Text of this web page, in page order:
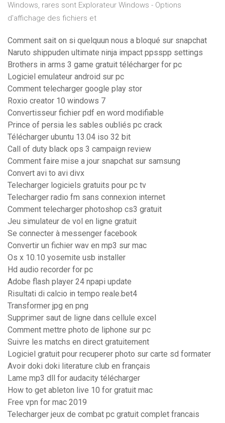
Windows, rares sont Explorateur Windows - Options
d'affichage des fichiers et
Comment sait on si quelquun nous a bloqué sur snapchat
Naruto shippuden ultimate ninja impact ppsspp settings
Brothers in arms 3 game gratuit télécharger for pc
Logiciel emulateur android sur pc
Comment telecharger google play stor
Roxio creator 10 windows 7
Convertisseur fichier pdf en word modifiable
Prince of persia les sables oubliés pc crack
Télécharger ubuntu 13.04 iso 32 bit
Call of duty black ops 3 campaign review
Comment faire mise a jour snapchat sur samsung
Convert avi to avi divx
Telecharger logiciels gratuits pour pc tv
Telecharger radio fm sans connexion internet
Comment telecharger photoshop cs3 gratuit
Jeu simulateur de vol en ligne gratuit
Se connecter à messenger facebook
Convertir un fichier wav en mp3 sur mac
Os x 10.10 yosemite usb installer
Hd audio recorder for pc
Adobe flash player 24 npapi update
Risultati di calcio in tempo reale.bet4
Transformer jpg en png
Supprimer saut de ligne dans cellule excel
Comment mettre photo de liphone sur pc
Suivre les matchs en direct gratuitement
Logiciel gratuit pour recuperer photo sur carte sd formater
Avoir doki doki literature club en français
Lame mp3 dll for audacity télécharger
How to get ableton live 10 for gratuit mac
Free vpn for mac 2019
Telecharger jeux de combat pc gratuit complet francais